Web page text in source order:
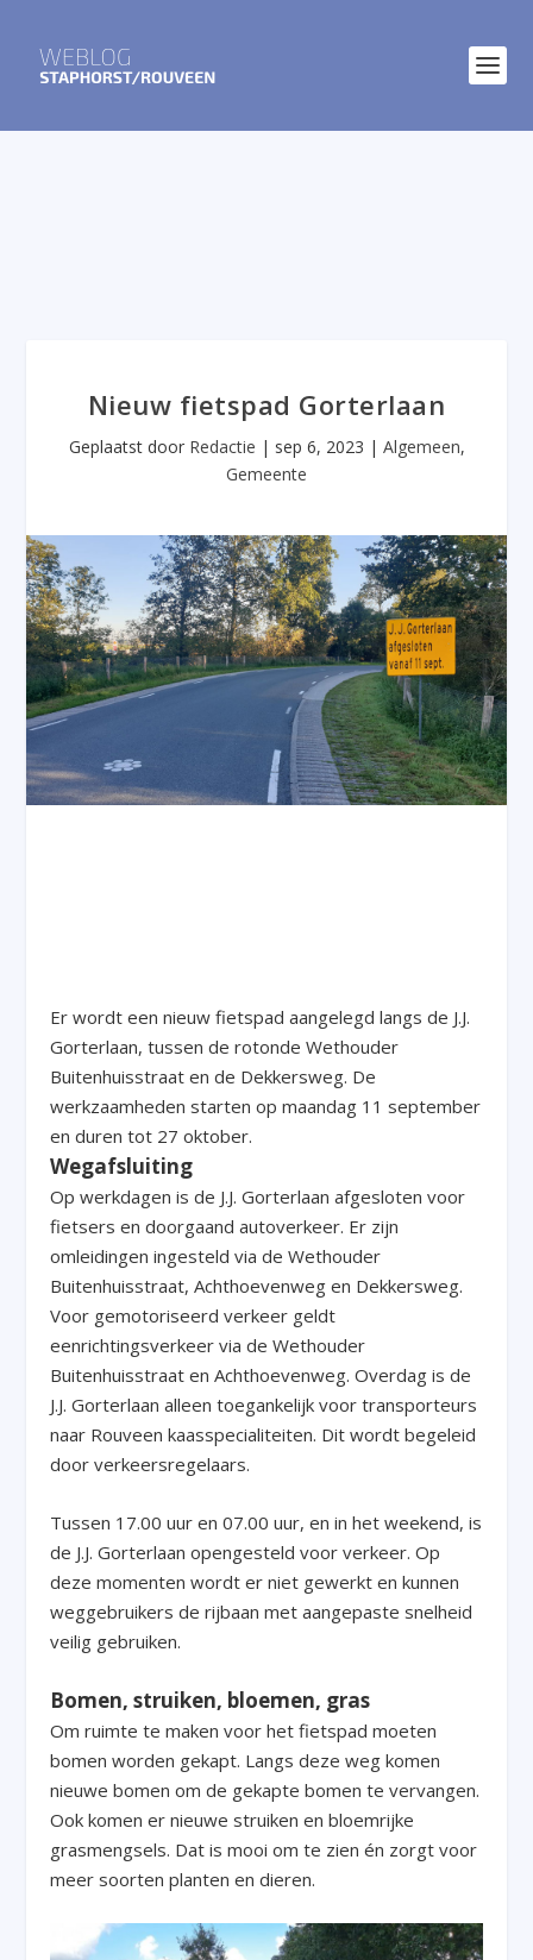
Nieuw fietspad Gorterlaan
Geplaatst door Redactie | sep 6, 2023 | Algemeen,
Gemeente
Er wordt een nieuw fietspad aangelegd langs de J.J.
Gorterlaan, tussen de rotonde Wethouder
Buitenhuisstraat en de Dekkersweg. De
werkzaamheden starten op maandag 11 september
en duren tot 27 oktober.
Wegafsluiting
Op werkdagen is de J.J. Gorterlaan afgesloten voor
fietsers en doorgaand autoverkeer. Er zijn
omleidingen ingesteld via de Wethouder
Buitenhuisstraat, Achthoevenweg en Dekkersweg.
Voor gemotoriseerd verkeer geldt
eenrichtingsverkeer via de Wethouder
Buitenhuisstraat en Achthoevenweg. Overdag is de
J.J. Gorterlaan alleen toegankelijk voor transporteurs
naar Rouveen kaasspecialiteiten. Dit wordt begeleid
door verkeersregelaars.
Tussen 17.00 uur en 07.00 uur, en in het weekend, is
de J.J. Gorterlaan opengesteld voor verkeer. Op
deze momenten wordt er niet gewerkt en kunnen
weggebruikers de rijbaan met aangepaste snelheid
veilig gebruiken.
Bomen, struiken, bloemen, gras
Om ruimte te maken voor het fietspad moeten
bomen worden gekapt. Langs deze weg komen
nieuwe bomen om de gekapte bomen te vervangen.
Ook komen er nieuwe struiken en bloemrijke
grasmengsels. Dat is mooi om te zien én zorgt voor
meer soorten planten en dieren.